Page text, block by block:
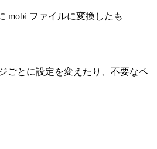
mobi ファイルに変換したも
ごとに設定を変えたり、不要なペ